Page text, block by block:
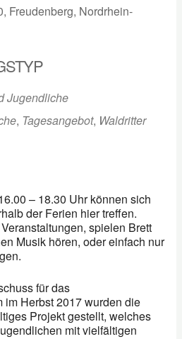
Freudenberg, Nordrhein-
Jugendliche
, Tagesangebot, Waldritter
– 18.30 Uhr können sich
der Ferien hier treffen.
spielen Brett
Musik hören, oder einfach nur
für das
im Herbst 2017 wurden die
Projekt gestellt, welches
mit vielfältigen